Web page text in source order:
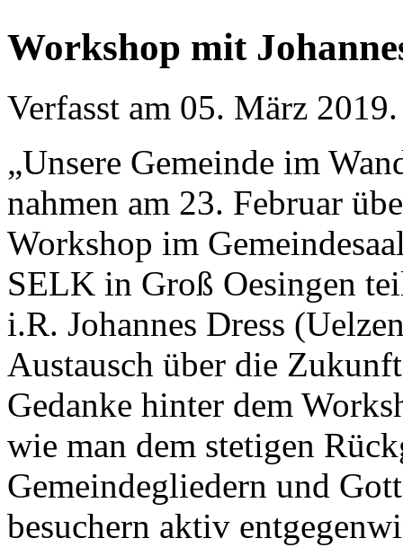
Workshop mit
Verfasst am 05. März 2019.
„Unsere Gemeinde im
nahmen am 23. Februar
Workshop im
SELK in Groß Oesingen
i.R. Johannes Dress
Austausch über die
Gedanke hinter dem
wie man dem stetigen
Gemeindegliedern und
besuchern aktiv